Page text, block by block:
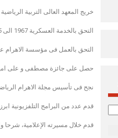
خريج المعهد العالى التربية الرياضية
التحق بالخدمة العسكرية 1967 الى 1975 كظابط احتياط
التحق بالعمل فى مؤسسة الاهرام عام
حصل على جائزة مصطفى و على امين
نجح فى تأسيس مجلة الاهرام الرياضى فى يناير 1990 وظل رئيس
قدم عدد من البرامج التلفزيونية
قدم خلال مسيرته الإعلامية،